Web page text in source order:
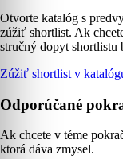
Otvorte katalóg s
zúžiť shortlist. Ak
stručný dopyt shortlistu
Zúžiť shortlist v
Odporúčané
Ak chcete v téme
ktorá dáva zmysel.